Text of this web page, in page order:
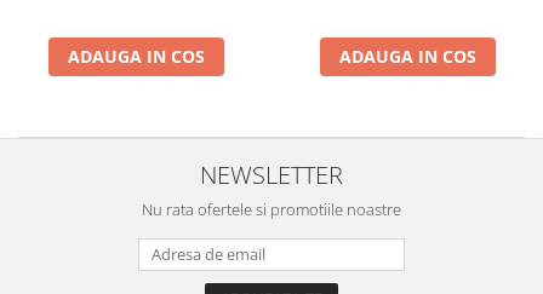
ADAUGA IN COS ADAUGA IN COS
NEWSLETTER
Nu rata ofertele si promotiile noastre